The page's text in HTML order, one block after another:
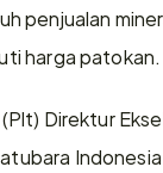
penjualan
harga patokan.
Direktur